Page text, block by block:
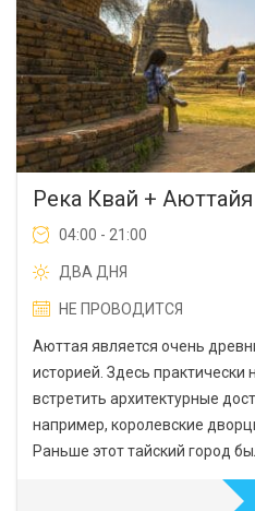
Река Квай + Аюттайя
04:00 - 21:00
ДВА ДНЯ
НЕ ПРОВОДИТСЯ
Аюттая является очень
историей. Здесь
встретить архитектурные
например, королевские
Раньше этот тайский город